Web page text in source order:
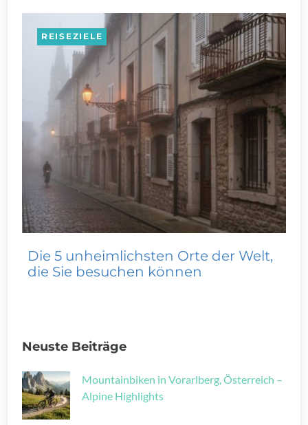
REISEZIELE
Die 5 unheimlichsten Orte der Welt,
die Sie besuchen können
Neuste Beiträge
Mountainbiken in Vorarlberg, Österreich –
Alpine Highlights